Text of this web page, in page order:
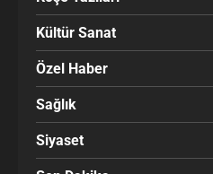
Kültür Sanat
Özel Haber
Sağlık
Siyaset